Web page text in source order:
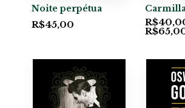
Noite perpétua
R$45,00 R$
R$